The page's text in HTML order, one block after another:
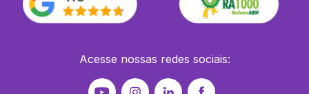
Acesse nossas redes sociais: